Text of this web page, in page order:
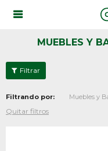

MUEBLES Y
Filtrando por: Muebles y
Quitar filtros